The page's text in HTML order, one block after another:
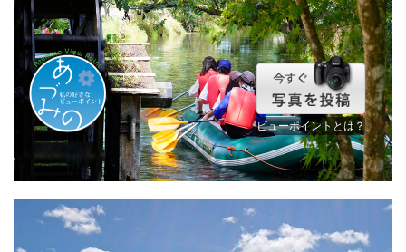
ビューポイントとは？